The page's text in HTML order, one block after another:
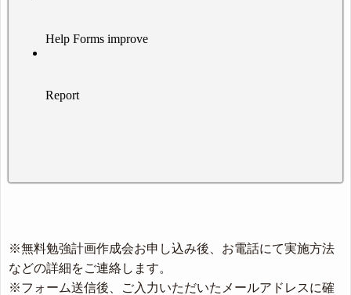
※無料勉強計画作成会お申し込み後、お電話にて実施方法
などの詳細をご連絡します。
※フォーム送信後、ご入力いただいたメールアドレスに確